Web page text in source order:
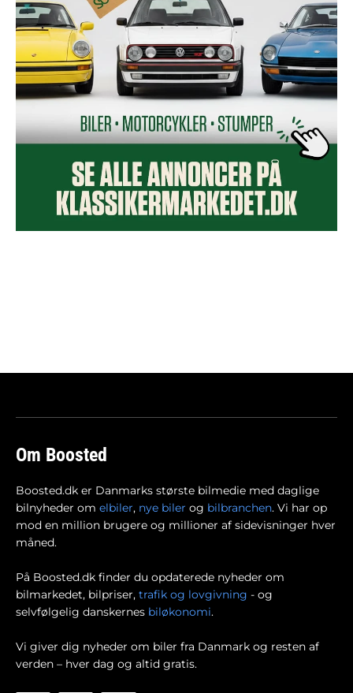
Om Boosted
Boosted.dk er Danmarks største bilmedie med daglige
bilnyheder om elbiler, nye biler og bilbranchen. Vi har op
mod en million brugere og millioner af sidevisninger hver
måned.
På Boosted.dk finder du opdaterede nyheder om
bilmarkedet, bilpriser, trafik og lovgivning - og
selvfølgelig danskernes biløkonomi.
Vi giver dig nyheder om biler fra Danmark og resten af
verden – hver dag og altid gratis.